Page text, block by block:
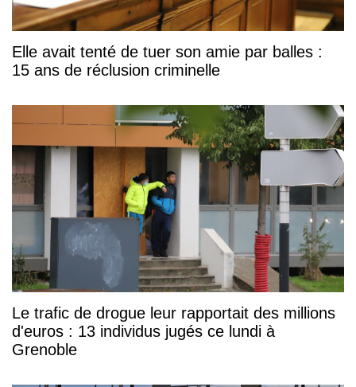
Elle avait tenté de tuer son amie par balles :
15 ans de réclusion criminelle
Le trafic de drogue leur rapportait des millions
d'euros : 13 individus jugés ce lundi à
Grenoble